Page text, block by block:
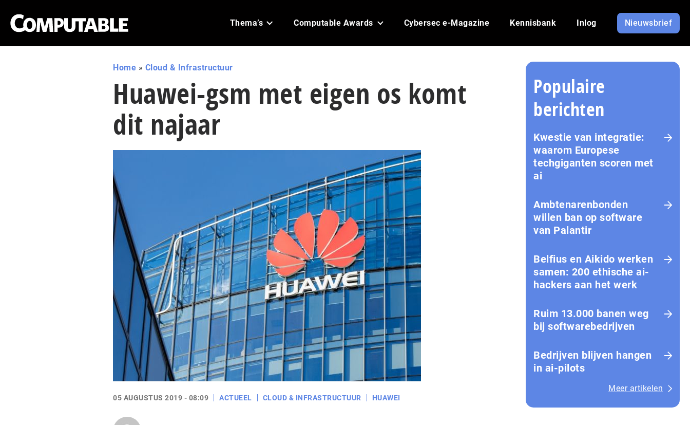
Thema’s Computable Awards Cybersec e-Magazine Kennisbank Inlog Nieuwsbrief
Home » Cloud & Infrastructuur
Huawei-gsm met eigen os komt
dit najaar
05 AUGUSTUS 2019 - 08:09 ACTUEEL CLOUD & INFRASTRUCTUUR HUAWEI
Populaire
berichten
Kwestie van integratie:
waarom Europese
techgiganten scoren met
ai
Amb­te­na­ren­bon­den
willen ban op software
van Palantir
Belfius en Aikido werken
samen: 200 ethische ai-
hackers aan het werk
Ruim 13.000 banen weg
bij softwarebedrijven
Bedrijven blijven hangen
in ai-pilots
Meer artikelen